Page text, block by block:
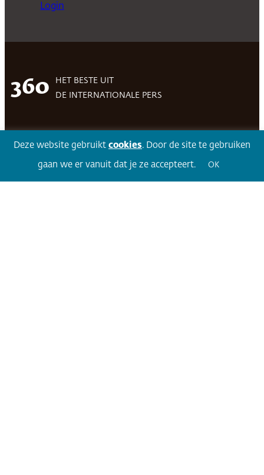
Login
360
HET BESTE UIT
DE INTERNATIONALE PERS
Volg 360Facebook LinkedIn Twitter
Deze website gebruikt cookies. Door de site te gebruiken
gaan we er vanuit dat je ze accepteert. OK